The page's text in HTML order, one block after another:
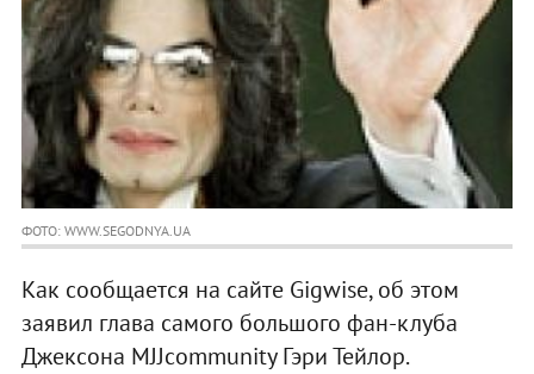
ФОТО: WWW.SEGODNYA.UA
Как сообщается на сайте Gigwise, об этом
заявил глава самого большого фан-клуба
Джексона MJJcommunity Гэри Тейлор.